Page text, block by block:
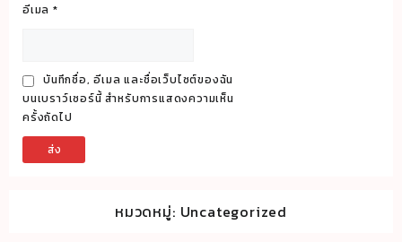
อีเมล *
บันทึกชื่อ, อีเมล และชื่อเว็บไซต์ของฉัน
บนเบราว์เซอร์นี้ สำหรับการแสดงความเห็น
ครั้งถัดไป
หมวดหมู่: Uncategorized